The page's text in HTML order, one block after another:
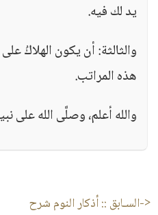
يد لك فيه.
والثالثة: أن يكون الهلاكُ
هذه المراتب.
والله أعلم، وصلَّى الله على
<-السـابق ::أذكار النوم شرح